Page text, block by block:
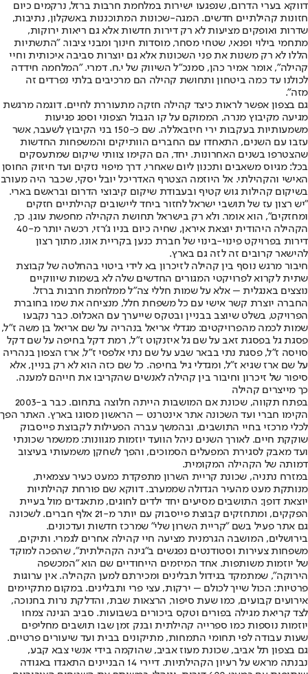
דווקא בערי הדרום, שנפגעו ישירות במלחמת חרבות ברזל, נרקמים כיום
חזונות קהילתיים חדשים. המגה-שכונות המתוכננות באשקלון, נתיבות,
שדרות ואופקים מציעות לא רק דירות חדשות אלא גם ריאות ירוקות,
מתחמי בילוי ופנאי, שטחי מסחר, מוסדות חינוך ומבני ציבור. "התשתיות
הללו לא רק משנות את פני השכונות אלא גם יוצרות סביבה איכותית וחיי
קהילה", אומר אמיר כהן, סמנכ"ל השיווק של י.ח. דמרי. "המלחמה חידדה
לכולנו עד כמה ביטחון ותחושת קהילה הם מרכיבים בלתי נפרדים זה
מזה".
גם בצפון אפשר לראות כיצד קהילה חזקה מתעוררת לחיים. דוגמה מרגשת
מגיעה מקיבוץ מנרה, הממוקם על קו הגבול הצפוני וספג פגיעות
משמעותיות בעקבות ירי חיזבאללה. שם כ-150 בני הקיבוץ לשעבר, אשר
עזבו עם השנים, התאחדו עם החברים הוותיקים והמשפחות החדשות
שהצטרפו בשנים האחרונות. יחד, הם הקימו צוותי שיקום שמתעסקים
בכל: מגיוס משאבים ותכנון ליום שאחרי, דרך מיפוי נזקים ועד חיזוק החוסן
האישי והקהילתי. אל היוזמה הצטרף האדריכל יובל יסקי, שכבר היה מעורב
בשיקום קהילות גוש קטיף ובעבודת שיקום קיבוצי הדרום ובראשם בארי.
"יש רצון עז של תושבי ישראל לחזור ביחד ליישובים קהילתיים חזקים
ומחזקים", הוא אומר. ולא רק בישראל תחושת הקהילה מחפשת עוגן. כך,
הקהילה היהודית יוצאת איראן, שחיה כיום בניו ג'רזי, רכשה יותר מ-40
דירות בפרויקט פינוי-בינוי של חברת כנען בקריית אונו, מתוך רצון
להישאר קרובים זה לזה גם בארץ.
חיבור מרגש נוסף בין קהילה לזיכרון בא לידי ביטוי בהחלטה של קבוצת
שתית לקרוא לפרויקטי המגורים החדשים שלה לא בשמות שיווקיים
נוצצים באנגלית – אלא על שמות חללי צה"ל ממלחמת חרבות ברזל.
החברה יוצרת קשר אישי עם כל משפחת חלל, מנציחה את שמו בחוברת
הפרויקט, בשלט שיוצב בבניין ובטקס שייערך עם האכלוס. כבר נקבעו
שמות לכמה מהפרויקטים: מגדלי אריאל בנהריה על שם אריאל בן משה ז"ל,
פסגת גל בפסגת זאב על שם גל איזנקוט ז"ל, רמת דקל בחיפה על שם דקל
סויסה ז"ל, פסגת נתי בבאר שבע על שם נתי אלפסי ז"ל, ארז הצפון בנהריה
על שם ארז שגיא ז"ל, ומגדלי גיל בחיפה. כל שם כזה הוא לא רק בניין, אלא
סיפור של זיכרון וחיבור בין קהילה לאנשים שהקריבו את חייהם למענה.
כך מייצרים קהילה
בפתח תקווה, שכונת אם המושבות הייתה חלוצה בתחום. כבר ב-2003
הקימו חברי ועד השכונה אתר אינטרנט – הראשון מסוגו בארץ. האתר הפך
לכלי מרכזי בחיי התושבים, ובהמשך עברה הפעילות לקבוצת פייסבוק
שוקקת חיים. לאורך השנים ניהל הוועד יוזמות מגוונות: ממשמר שכונתי
ועד מאבק לסגירת המפעלים הסמוכים, והפך לשחקן משמעותי בעיצוב
דמותה של הקהילה המקומית.
במזרח נתניה, שכונת קריית השרון מתפקדת כמעט כעיר עצמאית,
מנותקת מעט מהעיר הגדולה שממערב. דווקא שם פורחת קהילתיות
יוצאת דופן: התושבים מסיעים יחד ילדים לחוגים, מתאגדים מול בעיית
הפקקים, ומתחזקים קבוצת פייסבוק עם יותר מ-21 אלף חברים. לשכונה
גם אתר פעיל בשם "קריית השרון שלי" שמרכז חדשות ועדכונים.
בירושלים, המושבה הגרמנית מציעה חיי קהילה אחרים לגמרי. ותיקים,
משפחות צעירות וסטודנטים נפגשים ב"גינה הקהילתית", שהפכה למוקד
של יוזמות משותפות. אחד המיזמים הייחודיים שם הוא "המכשפה
הירוקה", שמתמקד בגידול תבלינים ומכירתם למען הקהילה. אין ערוגות
פרטיות: הכול שייך לכולם – ירקות, עצי פרי ותבלינים. במקום מתקיימים
אירועים קבועים, כמו שעת סיפור, הרצאות שבת, והדלקת נרות בחנוכה,
לצד קריאת מגילה בפורים וטקס ביכורים בשבועות. סביב הגינה צמחו
יוזמות נוספות כמו ספרייה קהילתית ובנק זמן שבו תושבים מחליפים
שעות עבודה לפי תחומי התמחות, מתיקונים בבית ועד שיעורים פרטיים.
גם בצפון תל אביב, שכונת מעוז אביב, שהוקמה בידי אנשי צבא קבע,
נבנתה מראש על רעיון הקהילתיות. דיירי 14 הבניינים התאגדו באגודה